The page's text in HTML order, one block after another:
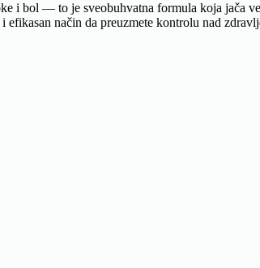
i bol — to je sveobuhvatna formula koja jača
efikasan način da preuzmete kontrolu nad